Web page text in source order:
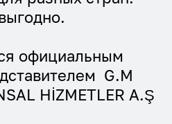
официальным
G.M
HİZMETLER A.Ş